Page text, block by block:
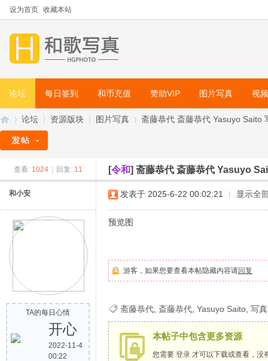
设为首页 收藏本站
论坛 每日签到 和币充值 赞助VIP 图片写真 视
»
论坛
›
资源版块 图片写真 斋藤恭代 斎藤恭代 Yasuyo
查看: 1024 回复: 11 [令和] 斋藤恭代 斎藤恭代 Yasuyo
和小安
TA的每日心情
开心
2022-11-4
00:22
发表于 2025-6-22 00:02:21 | 显示全
预览图
游客，如果您要查看本帖隐藏内容请回复
斋藤恭代 斎藤恭代 Yasuyo Saito 写
本帖子中包含更多资源
您需要 登录 才可以下载或查看，没